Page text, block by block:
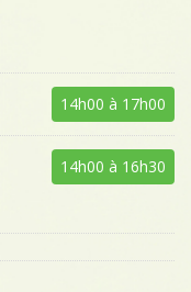
14h00 à 17h00
14h00 à 16h30